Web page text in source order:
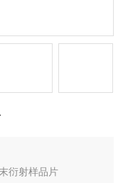
衍射样品片